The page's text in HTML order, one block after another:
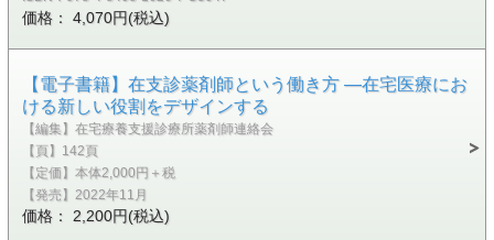
価格： 4,070円(税込)
【電子書籍】在支診薬剤師という働き方 ―在宅医療にお
ける新しい役割をデザインする
【編集】在宅療養支援診療所薬剤師連絡会
【頁】142頁
【定価】本体2,000円＋税
【発売】2022年11月
価格： 2,200円(税込)